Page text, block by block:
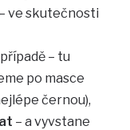
ve skutečnosti
– tu
po masce
černou),
– a vyvstane